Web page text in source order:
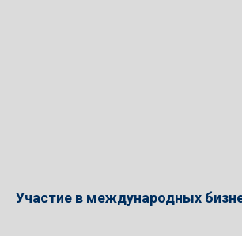
Участие в международных